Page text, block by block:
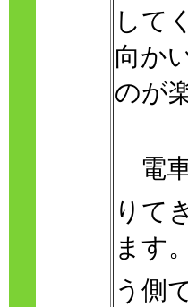
して
向か
のが
電
りて
ます
う側